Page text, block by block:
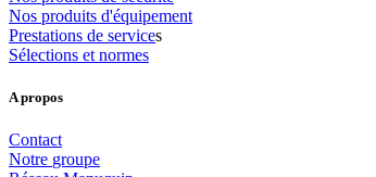
Nos produits d'équipement
Prestations de services
Sélections et normes
A propos
Contact
Notre groupe